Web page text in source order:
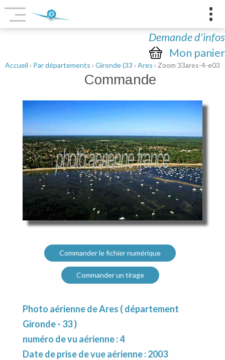
Demande d'infos
Mon panier
Accueil › Par départements › Gironde (33 › Ares › Zoom 33ares-4-e03
Commande
Commander le fichier numérique
Commander un tirage
Photo aérienne de Ares ( département
Gironde - 33 )
numéro de vu aérienne : 4
Date de prise de vue aérienne : 2003